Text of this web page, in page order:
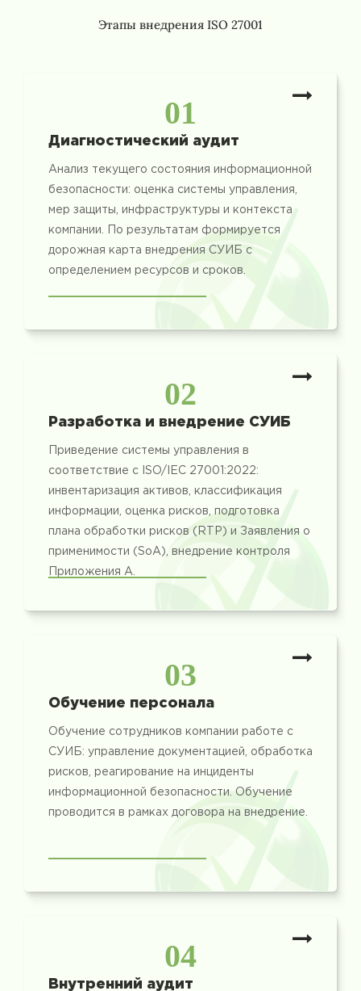
Этапы внедрения ISO 27001
01
Диагностический аудит
Анализ текущего состояния информационной
безопасности: оценка системы управления,
мер защиты, инфраструктуры и контекста
компании. По результатам формируется
дорожная карта внедрения СУИБ с
определением ресурсов и сроков.
02
Разработка и внедрение СУИБ
Приведение системы управления в
соответствие с ISO/IEC 27001:2022:
инвентаризация активов, классификация
информации, оценка рисков, подготовка
плана обработки рисков (RTP) и Заявления о
применимости (SoA), внедрение контроля
Приложения A.
03
Обучение персонала
Обучение сотрудников компании работе с
СУИБ: управление документацией, обработка
рисков, реагирование на инциденты
информационной безопасности. Обучение
проводится в рамках договора на внедрение.
04
Внутренний аудит